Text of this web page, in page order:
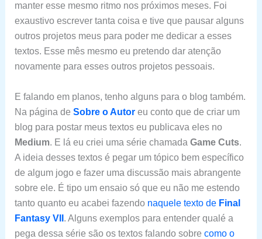
manter esse mesmo ritmo nos próximos meses. Foi
exaustivo escrever tanta coisa e tive que pausar alguns
outros projetos meus para poder me dedicar a esses
textos. Esse mês mesmo eu pretendo dar atenção
novamente para esses outros projetos pessoais.
E falando em planos, tenho alguns para o blog também.
Na página de Sobre o Autoreu conto que de criar um
blog para postar meus textos eu publicava eles no
Medium. E lá eu criei uma série chamada Game Cuts.
A ideia desses textos é pegar um tópico bem específico
de algum jogo e fazer uma discussão mais abrangente
sobre ele. É tipo um ensaio só que eu não me estendo
tanto quanto eu acabei fazendo naquele texto de Final
Fantasy VII . Alguns exemplos para entender qualé a
pega dessa série são os textos falando sobre como o